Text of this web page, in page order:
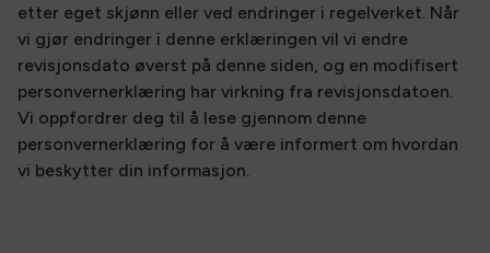
etter eget skjønn eller ved endringer i regelverket. Når
vi gjør endringer i denne erklæringen vil vi endre
revisjonsdato øverst på denne siden, og en modifisert
personvernerklæring har virkning fra revisjonsdatoen.
Vi oppfordrer deg til å lese gjennom denne
personvernerklæring for å være informert om hvordan
vi beskytter din informasjon.